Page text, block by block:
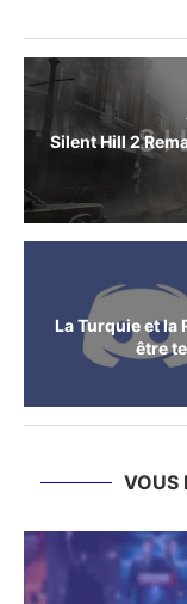
Silent Hill 2
La Turquie et la
être
VOUS